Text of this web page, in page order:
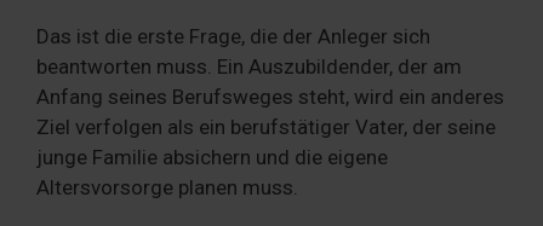
Das ist die erste Frage, die der Anleger sich
beantworten muss. Ein Auszubildender, der am
Anfang seines Berufsweges steht, wird ein anderes
Ziel verfolgen als ein berufstätiger Vater, der seine
junge Familie absichern und die eigene
Altersvorsorge planen muss.